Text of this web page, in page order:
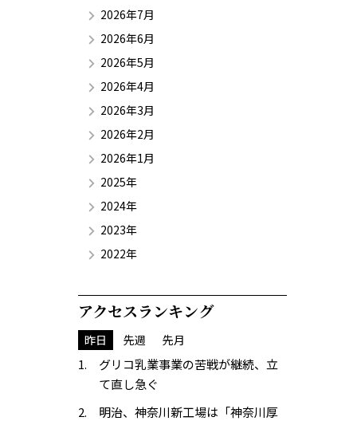
2026年7月
2026年6月
2026年5月
2026年4月
2026年3月
2026年2月
2026年1月
2025年
2024年
2023年
2022年
アクセスランキング
昨日 先週 先月
グリコ乳業事業の苦戦が継続、立
て直し急ぐ
明治、神奈川新工場は「神奈川厚